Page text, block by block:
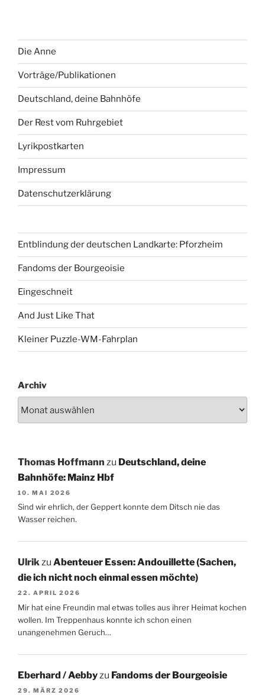
Die Anne
Vorträge/Publikationen
Deutschland, deine Bahnhöfe
Der Rest vom Ruhrgebiet
Lyrikpostkarten
Impressum
Datenschutzerklärung
Entblindung der deutschen Landkarte: Pforzheim
Fandoms der Bourgeoisie
Eingeschneit
And Just Like That
Kleiner Puzzle-WM-Fahrplan
Archiv
Thomas Hoffmann zu Deutschland, deine
Bahnhöfe: Mainz Hbf
10. MAI 2026
Sind wir ehrlich, der Geppert konnte dem Ditsch nie das
Wasser reichen.
Ulrikzu Abenteuer Essen: Andouillette (Sachen,
die ich nicht noch einmal essen möchte)
22. APRIL 2026
Mir hat eine Freundin mal etwas tolles aus ihrer Heimat kochen
wollen. Im Treppenhaus konnte ich schon einen
unangenehmen Geruch…
Eberhard / Aebbyzu Fandoms der Bourgeoisie
29. MÄRZ 2026